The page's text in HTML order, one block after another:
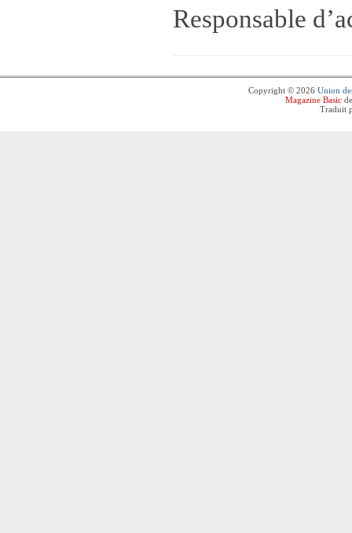
Responsable
Copyright © 2026 Union
Magazine Basic
Traduit